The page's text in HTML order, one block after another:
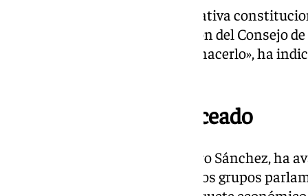
«Efectivamente, es una prerrogativa
Gobierno, previa a la deliberación del Consejo
el Gobierno no ve necesidad de hacerlo», ha
Decreto ómnibus troceado
El presidente del Gobierno, Pedro Sánchez, ha
Gobierno está negociando con los grupos